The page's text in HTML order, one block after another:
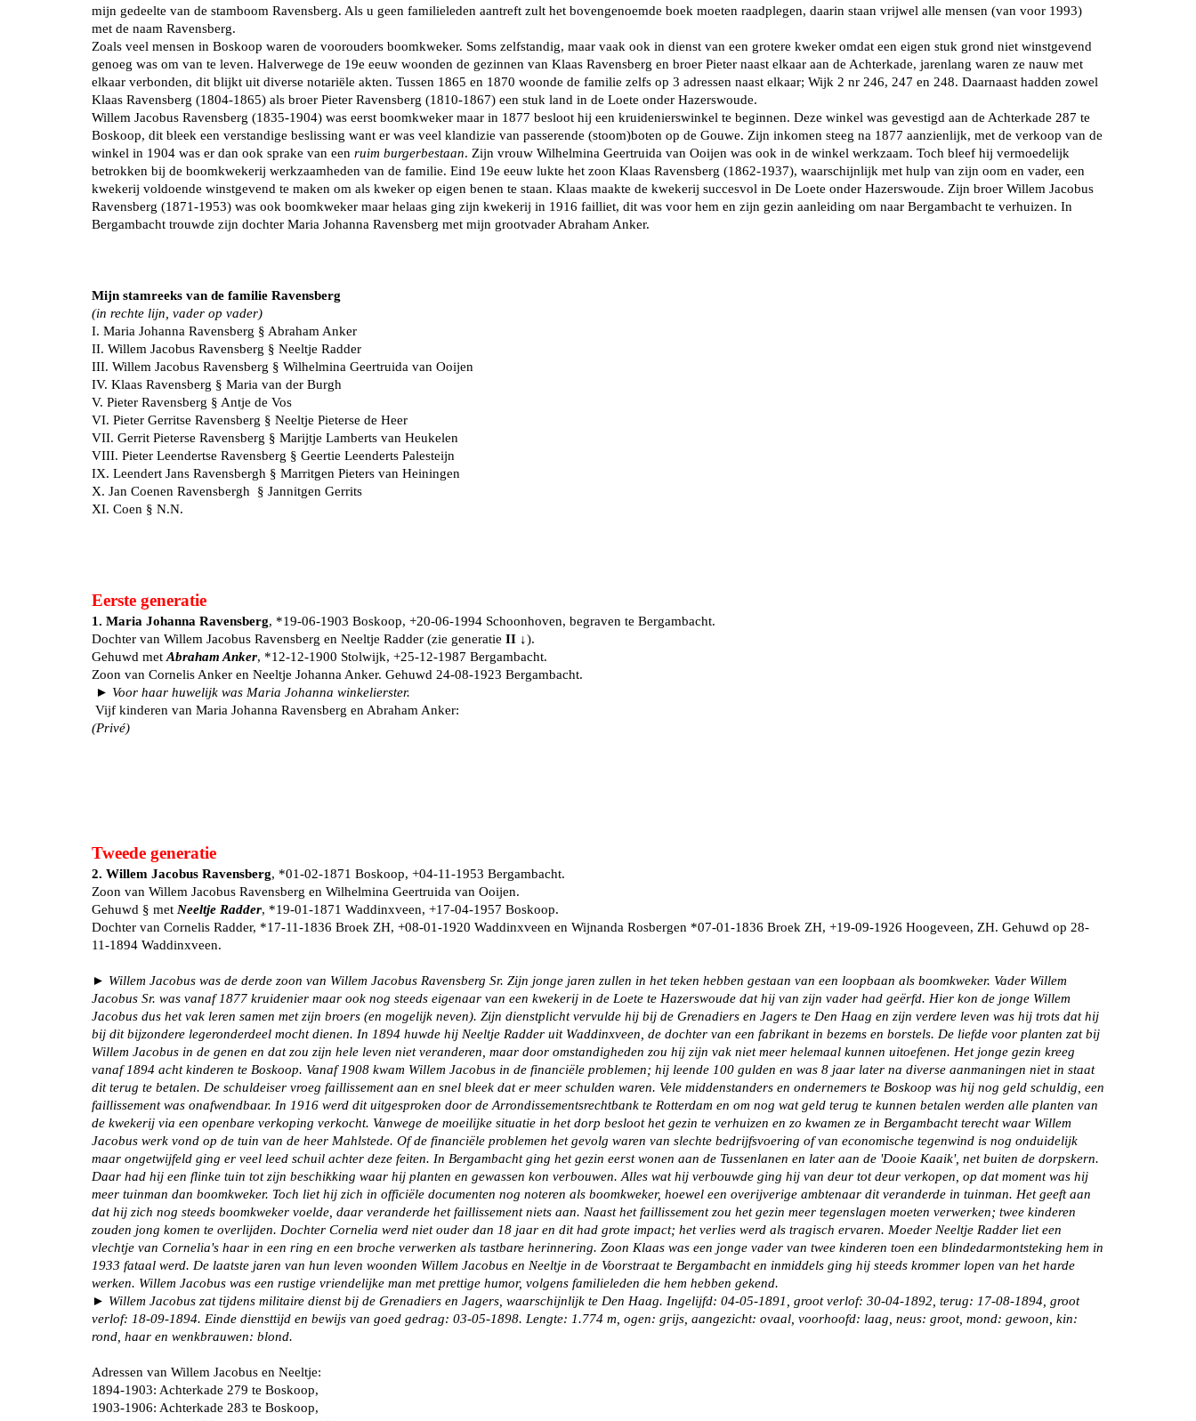
mijn gedeelte van de stamboom Ravensberg. Als u geen familieleden aantreft zult het bovengenoemde boek moeten raadplegen, daarin staan vrijwel alle mensen (van voor 1993)
met de naam Ravensberg.
Zoals veel mensen in Boskoop waren de voorouders boomkweker. Soms zelfstandig, maar vaak ook in dienst van een grotere kweker omdat een eigen stuk grond niet winstgevend
genoeg was om van te leven. Halverwege de 19e eeuw woonden de gezinnen van Klaas Ravensberg en broer Pieter naast elkaar aan de Achterkade, jarenlang waren ze nauw met
elkaar verbonden, dit blijkt uit diverse notariële akten. Tussen 1865 en 1870 woonde de familie zelfs op 3 adressen naast elkaar; Wijk 2 nr 246, 247 en 248. Daarnaast hadden zowel
Klaas Ravensberg (1804-1865) als broer Pieter Ravensberg (1810-1867) een stuk land in de Loete onder Hazerswoude.
Willem Jacobus Ravensberg (1835-1904) was eerst boomkweker maar in 1877 besloot hij een kruidenierswinkel te beginnen. Deze winkel was gevestigd aan de Achterkade 287 te
Boskoop, dit bleek een verstandige beslissing want er was veel klandizie van passerende (stoom)boten op de Gouwe. Zijn inkomen steeg na 1877 aanzienlijk, met de verkoop van de
winkel in 1904 was er dan ook sprake van een ruim burgerbestaan. Zijn vrouw Wilhelmina Geertruida van Ooijen was ook in de winkel werkzaam. Toch bleef hij vermoedelijk
betrokken bij de boomkwekerij werkzaamheden van de familie. Eind 19e eeuw lukte het zoon Klaas Ravensberg (1862-1937), waarschijnlijk met hulp van zijn oom en vader, een
kwekerij voldoende winstgevend te maken om als kweker op eigen benen te staan. Klaas maakte de kwekerij succesvol in De Loete onder Hazerswoude. Zijn broer Willem Jacobus
Ravensberg (1871-1953) was ook boomkweker maar helaas ging zijn kwekerij in 1916 failliet, dit was voor hem en zijn gezin aanleiding om naar Bergambacht te verhuizen. In
Bergambacht trouwde zijn dochter Maria Johanna Ravensberg met mijn grootvader Abraham Anker.
Mijn stamreeks van de familie Ravensberg
(in rechte lijn, vader op vader)
I. Maria Johanna Ravensberg § Abraham Anker
II. Willem Jacobus Ravensberg § Neeltje Radder
III. Willem Jacobus Ravensberg § Wilhelmina Geertruida van Ooijen
IV. Klaas Ravensberg § Maria van der Burgh
V. Pieter Ravensberg § Antje de Vos
VI. Pieter Gerritse Ravensberg § Neeltje Pieterse de Heer
VII. Gerrit Pieterse Ravensberg § Marijtje Lamberts van Heukelen
VIII. Pieter Leendertse Ravensberg § Geertie Leenderts Palesteijn
IX. Leendert Jans Ravensbergh § Marritgen Pieters van Heiningen
X. Jan Coenen Ravensbergh § Jannitgen Gerrits
XI. Coen § N.N.
Eerste generatie
1. Maria Johanna Ravensberg, *19-06-1903 Boskoop, +20-06-1994 Schoonhoven, begraven te Bergambacht.
Dochter van Willem Jacobus Ravensberg en Neeltje Radder (zie generatie II ↓).
Gehuwd met Abraham Anker, *12-12-1900 Stolwijk, +25-12-1987 Bergambacht.
Zoon van Cornelis Anker en Neeltje Johanna Anker. Gehuwd 24-08-1923 Bergambacht.
► Voor haar huwelijk was Maria Johanna winkelierster.
Vijf kinderen van Maria Johanna Ravensberg en Abraham Anker:
(Privé)
Tweede generatie
2. Willem Jacobus Ravensberg, *01-02-1871 Boskoop, +04-11-1953 Bergambacht.
Zoon van Willem Jacobus Ravensberg en Wilhelmina Geertruida van Ooijen.
Gehuwd § met Neeltje Radder, *19-01-1871 Waddinxveen, +17-04-1957 Boskoop.
Dochter van Cornelis Radder, *17-11-1836 Broek ZH, +08-01-1920 Waddinxveen en Wijnanda Rosbergen *07-01-1836 Broek ZH, +19-09-1926 Hoogeveen, ZH. Gehuwd op 28-
11-1894 Waddinxveen.
► Willem Jacobus was de derde zoon van Willem Jacobus Ravensberg Sr. Zijn jonge jaren zullen in het teken hebben gestaan van een loopbaan als boomkweker. Vader Willem
Jacobus Sr. was vanaf 1877 kruidenier maar ook nog steeds eigenaar van een kwekerij in de Loete te Hazerswoude dat hij van zijn vader had geërfd. Hier kon de jonge Willem
Jacobus dus het vak leren samen met zijn broers (en mogelijk neven). Zijn dienstplicht vervulde hij bij de Grenadiers en Jagers te Den Haag en zijn verdere leven was hij trots dat hij
bij dit bijzondere legeronderdeel mocht dienen. In 1894 huwde hij Neeltje Radder uit Waddinxveen, de dochter van een fabrikant in bezems en borstels. De liefde voor planten zat bij
Willem Jacobus in de genen en dat zou zijn hele leven niet veranderen, maar door omstandigheden zou hij zijn vak niet meer helemaal kunnen uitoefenen. Het jonge gezin kreeg
vanaf 1894 acht kinderen te Boskoop. Vanaf 1908 kwam Willem Jacobus in de financiële problemen; hij leende 100 gulden en was 8 jaar later na diverse aanmaningen niet in staat
dit terug te betalen. De schuldeiser vroeg faillissement aan en snel bleek dat er meer schulden waren. Vele middenstanders en ondernemers te Boskoop was hij nog geld schuldig, een
faillissement was onafwendbaar. In 1916 werd dit uitgesproken door de Arrondissementsrechtbank te Rotterdam en om nog wat geld terug te kunnen betalen werden alle planten van
de kwekerij via een openbare verkoping verkocht. Vanwege de moeilijke situatie in het dorp besloot het gezin te verhuizen en zo kwamen ze in Bergambacht terecht waar Willem
Jacobus werk vond op de tuin van de heer Mahlstede. Of de financiële problemen het gevolg waren van slechte bedrijfsvoering of van economische tegenwind is nog onduidelijk
maar ongetwijfeld ging er veel leed schuil achter deze feiten. In Bergambacht ging het gezin eerst wonen aan de Tussenlanen en later aan de 'Dooie Kaaik', net buiten de dorpskern.
Daar had hij een flinke tuin tot zijn beschikking waar hij planten en gewassen kon verbouwen. Alles wat hij verbouwde ging hij van deur tot deur verkopen, op dat moment was hij
meer tuinman dan boomkweker. Toch liet hij zich in officiële documenten nog noteren als boomkweker, hoewel een overijverige ambtenaar dit veranderde in tuinman. Het geeft aan
dat hij zich nog steeds boomkweker voelde, daar veranderde het faillissement niets aan. Naast het faillissement zou het gezin meer tegenslagen moeten verwerken; twee kinderen
zouden jong komen te overlijden. Dochter Cornelia werd niet ouder dan 18 jaar en dit had grote impact; het verlies werd als tragisch ervaren. Moeder Neeltje Radder liet een
vlechtje van Cornelia's haar in een ring en een broche verwerken als tastbare herinnering. Zoon Klaas was een jonge vader van twee kinderen toen een blindedarmontsteking hem in
1933 fataal werd. De laatste jaren van hun leven woonden Willem Jacobus en Neeltje in de Voorstraat te Bergambacht en inmiddels ging hij steeds krommer lopen van het harde
werken. Willem Jacobus was een rustige vriendelijke man met prettige humor, volgens familieleden die hem hebben gekend.
► Willem Jacobus zat tijdens militaire dienst bij de Grenadiers en Jagers, waarschijnlijk te Den Haag. Ingelijfd: 04-05-1891, groot verlof: 30-04-1892, terug: 17-08-1894, groot
verlof: 18-09-1894. Einde diensttijd en bewijs van goed gedrag: 03-05-1898. Lengte: 1.774 m, ogen: grijs, aangezicht: ovaal, voorhoofd: laag, neus: groot, mond: gewoon, kin:
rond, haar en wenkbrauwen: blond.
Adressen van Willem Jacobus en Neeltje:
1894-1903: Achterkade 279 te Boskoop,
1903-1906: Achterkade 283 te Boskoop,